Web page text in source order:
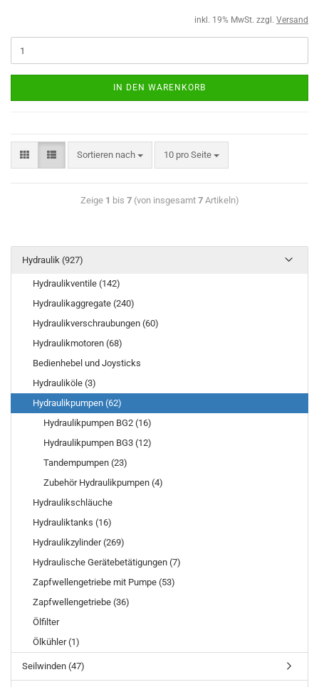
inkl. 19% MwSt. zzgl. Versand
IN DEN WARENKORB
Sortieren nach 10 pro Seite
Zeige 1 bis 7(von insgesamt 7Artikeln)
Hydraulik (927)
Hydraulikventile (142)
Hydraulikaggregate (240)
Hydraulikverschraubungen (60)
Hydraulikmotoren (68)
Bedienhebel und Joysticks
Hydrauliköle (3)
Hydraulikpumpen (62)
Hydraulikpumpen BG2 (16)
Hydraulikpumpen BG3 (12)
Tandempumpen (23)
Zubehör Hydraulikpumpen (4)
Hydraulikschläuche
Hydrauliktanks (16)
Hydraulikzylinder (269)
Hydraulische Gerätebetätigungen (7)
Zapfwellengetriebe mit Pumpe (53)
Zapfwellengetriebe (36)
Ölfilter
Ölkühler (1)
Seilwinden (47)